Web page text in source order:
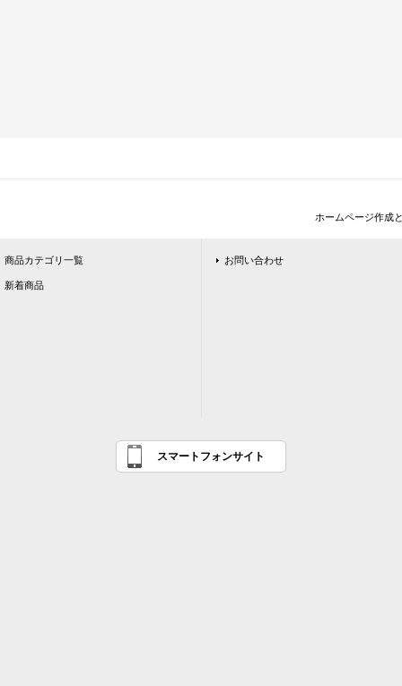
ホームページ作成
商品カテゴリ一覧
新着商品
お問い合わせ
スマートフォンサイト